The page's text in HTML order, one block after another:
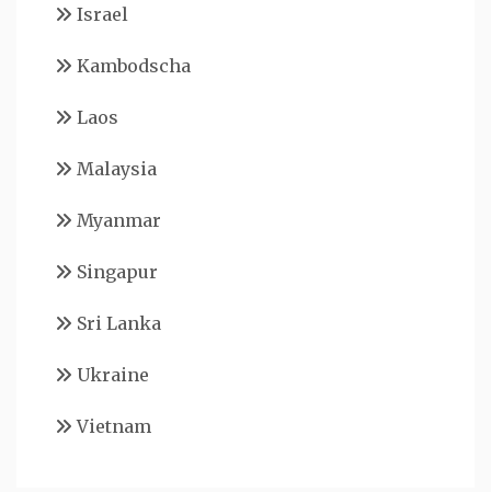
Israel
Kambodscha
Laos
Malaysia
Myanmar
Singapur
Sri Lanka
Ukraine
Vietnam